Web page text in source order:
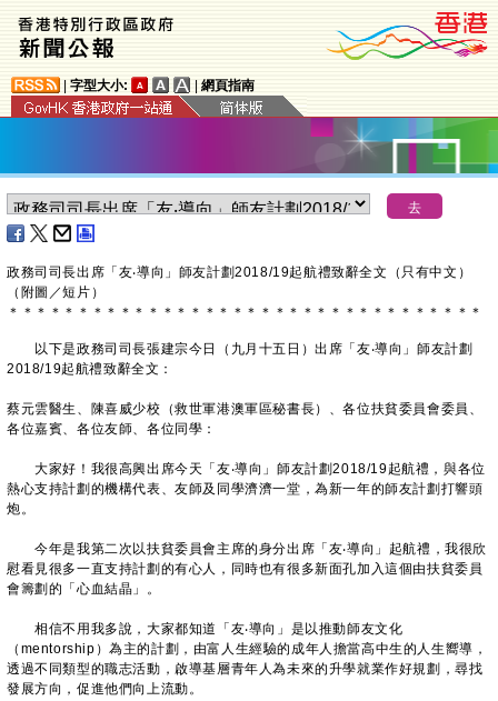
字型大小: 網頁指南
政務司司長出席「友‧導向」師友計劃2018/19起航禮致辭全文（只有中文）
（附圖／短片）
＊ ＊ ＊ ＊ ＊ ＊ ＊ ＊ ＊ ＊ ＊ ＊ ＊ ＊ ＊ ＊ ＊ ＊ ＊ ＊ ＊ ＊ ＊ ＊ ＊ ＊ ＊ ＊ ＊ ＊ ＊ ＊ ＊ ＊
以下是政務司司長張建宗今日（九月十五日）出席「友‧導向」師友計劃
2018/19起航禮致辭全文：
蔡元雲醫生、陳喜威少校（救世軍港澳軍區秘書長）、各位扶貧委員會委員、
各位嘉賓、各位友師、各位同學：
大家好！我很高興出席今天「友‧導向」師友計劃2018/19起航禮，與各位
熱心支持計劃的機構代表、友師及同學濟濟一堂，為新一年的師友計劃打響頭
炮。
今年是我第二次以扶貧委員會主席的身分出席「友‧導向」起航禮，我很欣
慰看見很多一直支持計劃的有心人，同時也有很多新面孔加入這個由扶貧委員
會籌劃的「心血結晶」。
相信不用我多說，大家都知道「友‧導向」是以推動師友文化
（mentorship）為主的計劃，由富人生經驗的成年人擔當高中生的人生嚮導，
透過不同類型的職志活動，啟導基層青年人為未來的升學就業作好規劃，尋找
發展方向，促進他們向上流動。